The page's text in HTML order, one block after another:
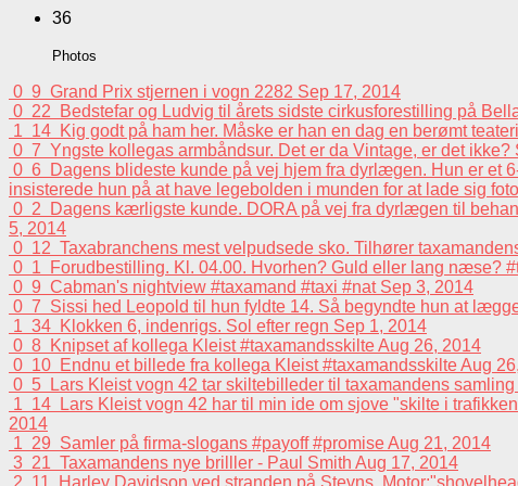
36
Photos
0 9 Grand Prix stjernen i vogn 2282 Sep 17, 2014
0 22 Bedstefar og Ludvig til årets sidste cirkusforestilling på
1 14 Kig godt på ham her. Måske er han en dag en berømt
0 7 Yngste kollegas armbåndsur. Det er da Vintage, er det ikke?
0 6 Dagens blideste kunde på vej hjem fra dyrlægen. Hun er et
insisterede hun på at have legebolden i munden for at lade sig
0 2 Dagens kærligste kunde. DORA på vej fra dyrlægen til
5, 2014
0 12 Taxabranchens mest velpudsede sko. Tilhører
0 1 Forudbestilling. Kl. 04.00. Hvorhen? Guld eller lang næse?
0 9 Cabman's nightview #taxamand #taxi #nat Sep 3, 2014
0 7 Sissi hed Leopold til hun fyldte 14. Så begyndte hun at
1 34 Klokken 6, indenrigs. Sol efter regn Sep 1, 2014
0 8 Knipset af kollega Kleist #taxamandsskilteAug 26, 2014
0 10 Endnu et billede fra kollega Kleist #taxamandsskilteAug
0 5 Lars Kleist vogn 42 tar skiltebilleder til taxamandens
1 14 Lars Kleist vogn 42 har til min ide om sjove "skilte i
2014
1 29 Samler på firma-slogans #payoff #promiseAug 21, 2014
3 21 Taxamandens nye brilller - Paul Smith Aug 17, 2014
2 11 Harley Davidson ved stranden på Stevns.